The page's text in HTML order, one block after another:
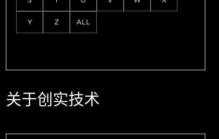
Y Z ALL
关于创实技术